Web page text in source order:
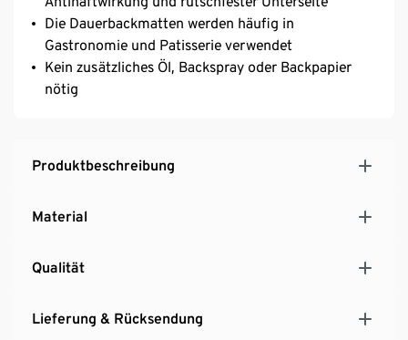
Die Dauerbackmatten werden häufig in
Gastronomie und Patisserie verwendet
Kein zusätzliches Öl, Backspray oder Backpapier
nötig
Produktbeschreibung
Material
Qualität
Lieferung & Rücksendung